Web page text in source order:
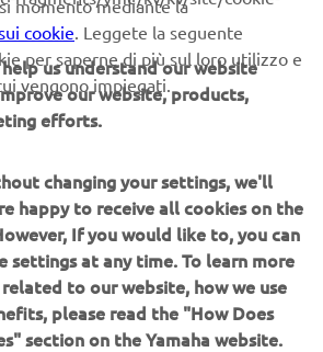
KODIAK 450 EPS
N.V. / Yamaha Motor Co., Ltd.
le immagini contenute in queste
mai essere utilizzate per finalità
senza l'esplicita
di Yamaha Motor Europe N.V. and/or
momento mediante la
cookie . Leggete la seguente
per saperne di più sul loro utilizzo e
vengono impiegati.
us understand our website
our website, products,
efforts.
changing your settings, we'll
happy to receive all cookies on the
If you would like to, you can
settings at any time. To learn more
to our website, how we use
please read the "How Does
section on the Yamaha website.